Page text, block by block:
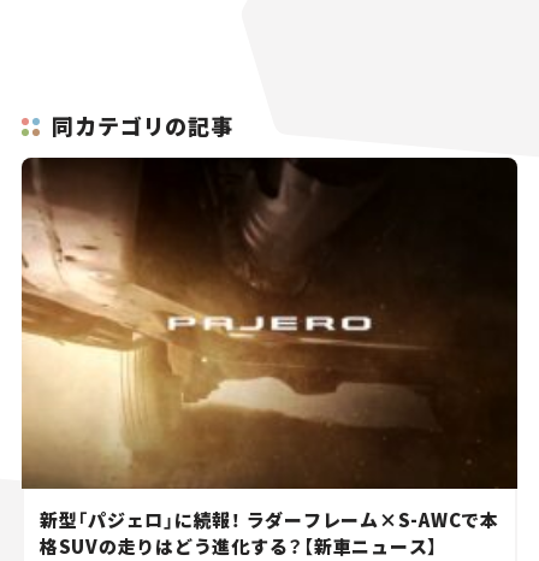
同カテゴリの記事
新型「パジェロ」に続報！ ラダーフレーム×S-AWCで本
格SUVの走りはどう進化する？【新車ニュース】